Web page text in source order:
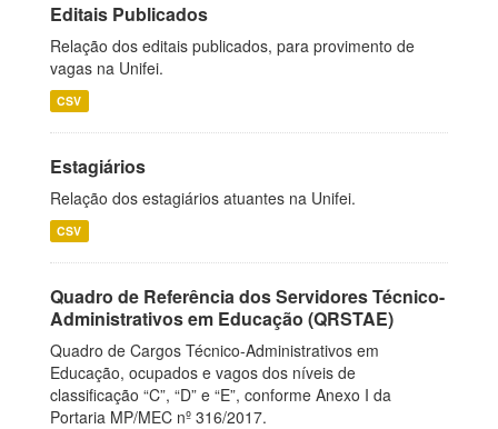
Editais Publicados
Relação dos editais publicados, para provimento de
vagas na Unifei.
CSV
Estagiários
Relação dos estagiários atuantes na Unifei.
CSV
Quadro de Referência dos Servidores Técnico-
Administrativos em Educação (QRSTAE)
Quadro de Cargos Técnico-Administrativos em
Educação, ocupados e vagos dos níveis de
classificação “C”, “D” e “E”, conforme Anexo I da
Portaria MP/MEC nº 316/2017.